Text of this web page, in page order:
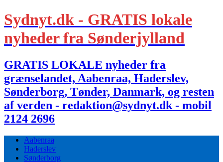
Sydnyt.dk - GRATIS lokale
nyheder fra Sønderjylland
GRATIS LOKALE nyheder fra
grænselandet, Aabenraa, Haderslev,
Sønderborg, Tønder, Danmark, og resten
af verden - redaktion@sydnyt.dk - mobil
2124 2696
Aabenraa
Haderslev
Sønderborg